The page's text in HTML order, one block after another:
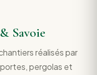
Savoie
réalisés par
pergolas et